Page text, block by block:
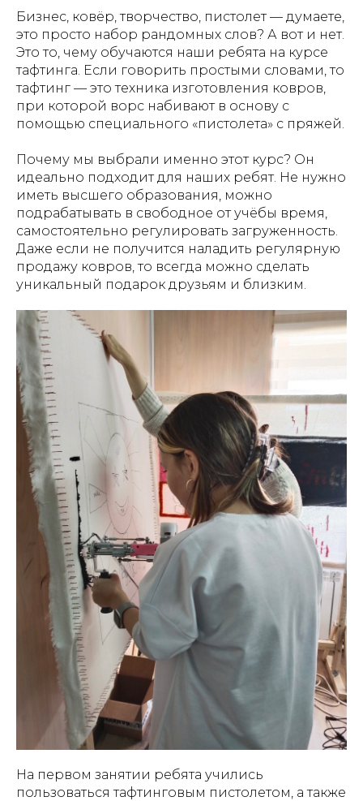
Бизнес, ковёр, творчество, пистолет — думаете,
это просто набор рандомных слов? А вот и нет.
Это то, чему обучаются наши ребята на курсе
тафтинга. Если говорить простыми словами, то
тафтинг — это техника изготовления ковров,
при которой ворс набивают в основу с
помощью специального «пистолета» с пряжей.
Почему мы выбрали именно этот курс? Он
идеально подходит для наших ребят. Не нужно
иметь высшего образования, можно
подрабатывать в свободное от учёбы время,
самостоятельно регулировать загруженность.
Даже если не получится наладить регулярную
продажу ковров, то всегда можно сделать
уникальный подарок друзьям и близким.
На первом занятии ребята учились
пользоваться тафтинговым пистолетом, а также